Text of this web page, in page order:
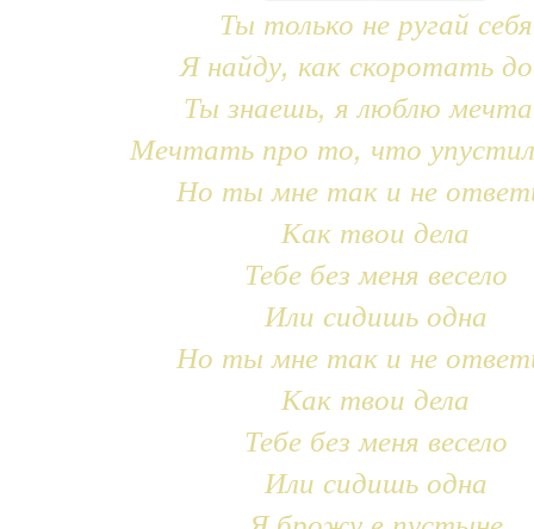
Ты только не ругай себя
Я найду, как скоротать
Ты знаешь, я люблю
Мечтать про то, что
Но ты мне так и не
Как твои дела
Тебе без меня весело
Или сидишь одна
Но ты мне так и не
Как твои дела
Тебе без меня весело
Или сидишь одна